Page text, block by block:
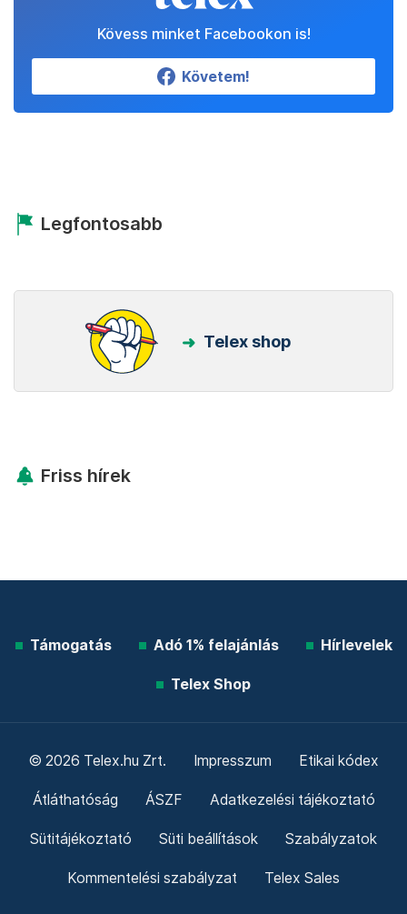
Kövess minket Facebookon is!
Követem!
Legfontosabb
Telex shop
Friss hírek
Támogatás Adó 1% felajánlás Hírlevelek
Telex Shop
© 2026 Telex.hu Zrt. Impresszum Etikai kódex
Átláthatóság ÁSZF Adatkezelési tájékoztató
Sütitájékoztató Süti beállítások Szabályzatok
Kommentelési szabályzat Telex Sales